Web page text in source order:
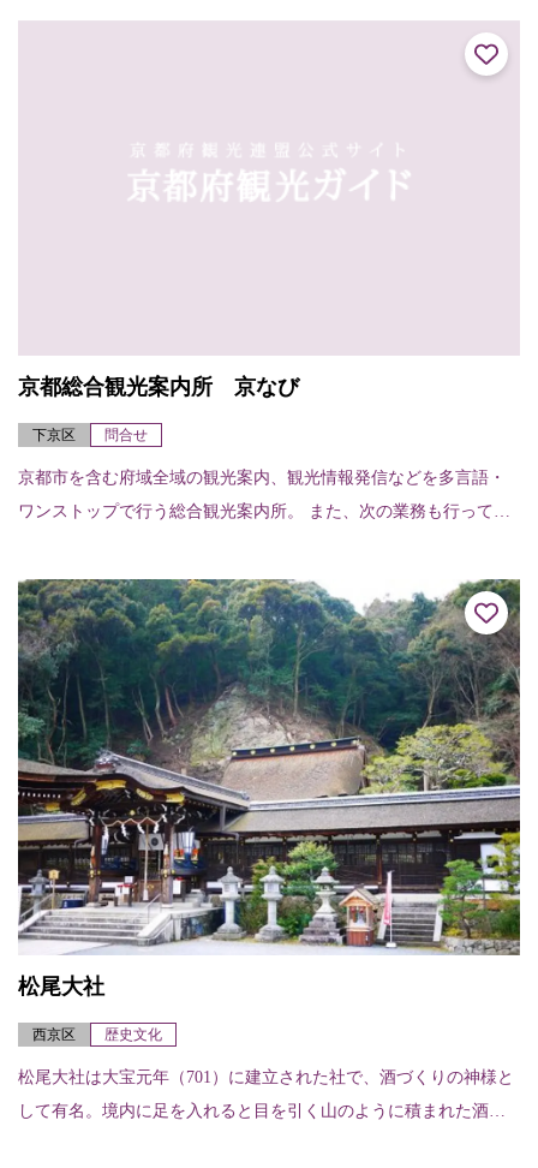
京都総合観光案内所 京なび
下京区 問合せ
京都市を含む府域全域の観光案内、観光情報発信などを多言語・
ワンストップで行う総合観光案内所。 また、次の業務も行ってい
貸出 貸出台数...
松尾大社
西京区 歴史文化
松尾大社は大宝元年（701）に建立された社で、酒づくりの神様と
して有名。境内に足を入れると目を引く山のように積まれた酒樽